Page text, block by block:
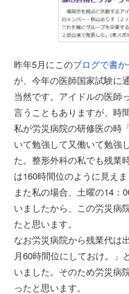
昨年5月にこのブログで書
が、今年の医師国家試験に
当然です。アイドルの医師
言うこともありますが、時
私が労災病院の研修医の時
いて勉強して又働いて勉強
た。整形外科の私でも残業
は160時間位のように見え
また私の場合、土曜の14：
いましたから、この労災病
たと思います。
なお労災病院から残業代は
月60時間位にしておけ。」
いました。そのため労災病
ったと思います。